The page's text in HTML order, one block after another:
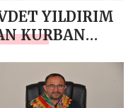
YILDIRIM
KURBAN